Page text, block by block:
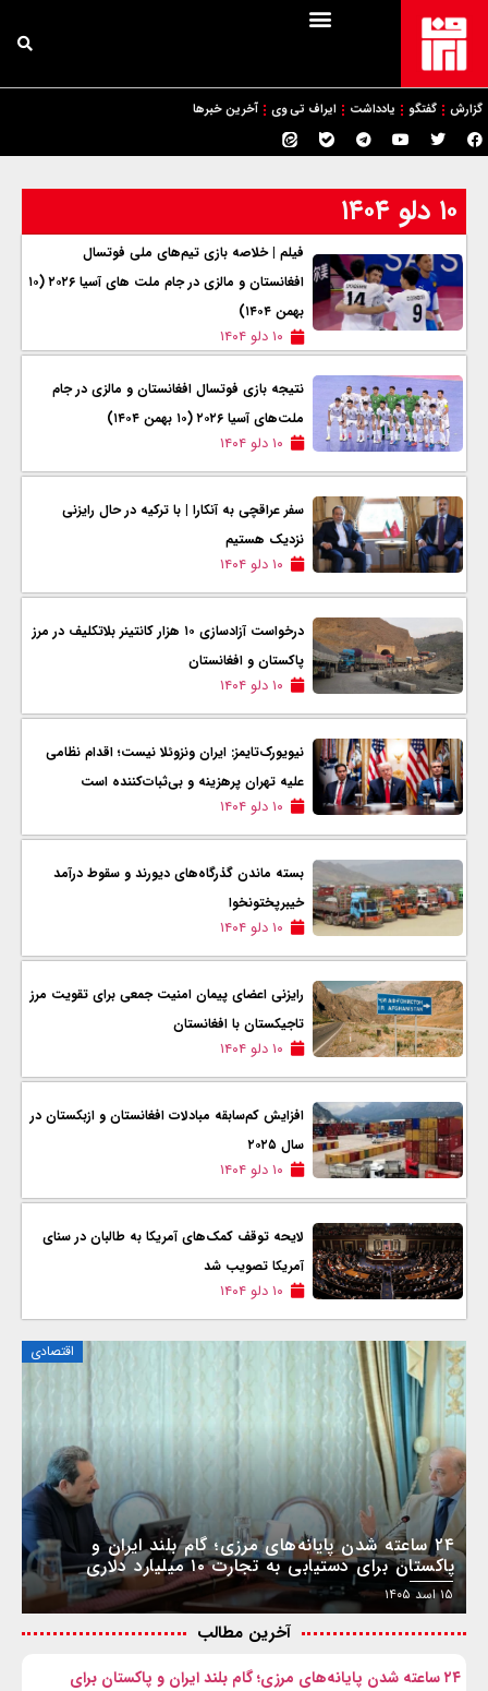
گزارش گفتگو یادداشت ایراف تی وی آخرین خبرها
۱۰ دلو ۱۴۰۴
فیلم | خلاصه بازی تیم‌های ملی فوتسال
افغانستان و مالزی در جام ملت های آسیا ۲۰۲۶ (۱۰
بهمن ۱۴۰۴)
۱۰ دلو ۱۴۰۴
نتیجه بازی فوتسال افغانستان و مالزی در جام
ملت‌های آسیا ۲۰۲۶ (۱۰ بهمن ۱۴۰۴)
۱۰ دلو ۱۴۰۴
سفر عراقچی به آنکارا | با ترکیه در حال رایزنی
نزدیک هستیم
۱۰ دلو ۱۴۰۴
درخواست آزادسازی ۱۰ هزار کانتینر بلاتکلیف در مرز
پاکستان و افغانستان
۱۰ دلو ۱۴۰۴
نیویورک‌تایمز: ایران ونزوئلا نیست؛ اقدام نظامی
علیه تهران پرهزینه و بی‌ثبات‌کننده است
۱۰ دلو ۱۴۰۴
بسته ماندن گذرگاه‌های دیورند و سقوط درآمد
خیبرپختونخوا
۱۰ دلو ۱۴۰۴
رایزنی اعضای پیمان امنیت جمعی برای تقویت مرز
تاجیکستان با افغانستان
۱۰ دلو ۱۴۰۴
افزایش کم‌سابقه مبادلات افغانستان و ازبکستان در
سال ۲۰۲۵
۱۰ دلو ۱۴۰۴
لایحه توقف کمک‌های آمریکا به طالبان در سنای
آمریکا تصویب شد
۱۰ دلو ۱۴۰۴
اقتصادی
۲۴ ساعته شدن پایانه‌های مرزی؛ گام بلند ایران و
پاکستان برای دستیابی به تجارت ۱۰ میلیارد دلاری
۱۵ اسد ۱۴۰۵
آخرین مطالب
۲۴ ساعته شدن پایانه‌های مرزی؛ گام بلند ایران و پاکستان برای